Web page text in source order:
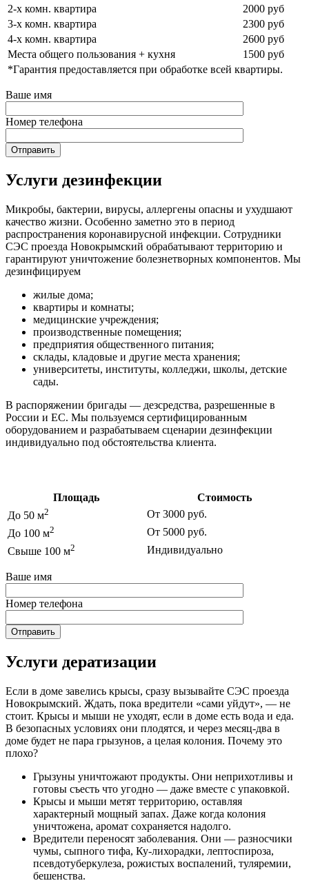
2-х комн. квартира
2000 руб
3-х комн. квартира
2300 руб
4-х комн. квартира
2600 руб
Места общего пользования + кухня
1500 руб
*Гарантия предоставляется при обработке всей квартиры.
Ваше имя
Номер телефона
Услуги дезинфекции
Микробы, бактерии, вирусы, аллергены опасны и ухудшают
качество жизни. Особенно заметно это в период
распространения коронавирусной инфекции. Сотрудники
СЭС проезда Новокрымский обрабатывают территорию и
гарантируют уничтожение болезнетворных компонентов. Мы
дезинфицируем
жилые дома;
квартиры и комнаты;
медицинские учреждения;
производственные помещения;
предприятия общественного питания;
склады, кладовые и другие места хранения;
университеты, институты, колледжи, школы, детские
сады.
В распоряжении бригады — дезсредства, разрешенные в
России и ЕС. Мы пользуемся сертифицированным
оборудованием и разрабатываем сценарии дезинфекции
индивидуально под обстоятельства клиента.
Площадь
Стоимость
До 50 м2
От 3000 руб.
До 100 м2
От 5000 руб.
Свыше 100 м2 Индивидуально
Ваше имя
Номер телефона
Услуги дератизации
Если в доме завелись крысы, сразу вызывайте СЭС проезда
Новокрымский. Ждать, пока вредители «сами уйдут», — не
стоит. Крысы и мыши не уходят, если в доме есть вода и еда.
В безопасных условиях они плодятся, и через месяц-два в
доме будет не пара грызунов, а целая колония. Почему это
плохо?
Грызуны уничтожают продукты. Они неприхотливы и
готовы съесть что угодно — даже вместе с упаковкой.
Крысы и мыши метят территорию, оставляя
характерный мощный запах. Даже когда колония
уничтожена, аромат сохраняется надолго.
Вредители переносят заболевания. Они — разносчики
чумы, сыпного тифа, Ку-лихорадки, лептоспироза,
псевдотуберкулеза, рожистых воспалений, туляремии,
бешенства.